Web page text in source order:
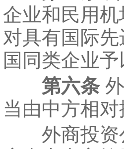
企业和民用
对具有国际
国同类企业
第六条外
当由中方相对
外商投资